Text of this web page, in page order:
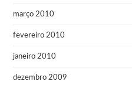
março 2010
fevereiro 2010
janeiro 2010
dezembro 2009